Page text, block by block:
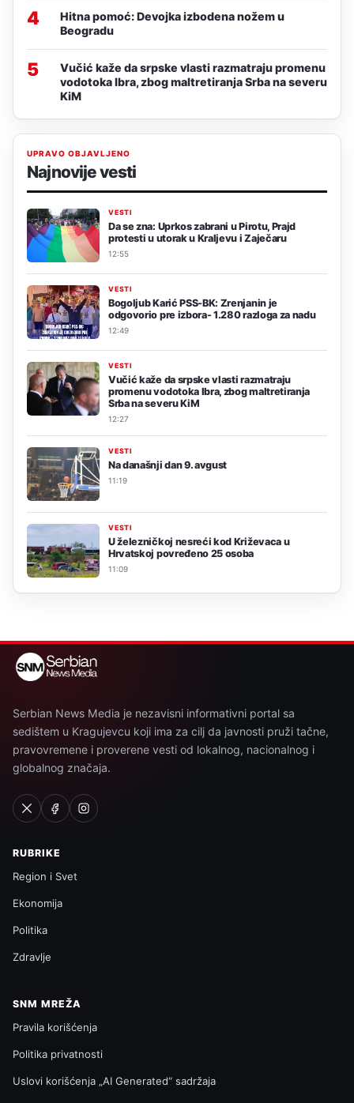
4
Hitna pomoć: Devojka izbodena nožem u
Beogradu
5
Vučić kaže da srpske vlasti razmatraju promenu
vodotoka Ibra, zbog maltretiranja Srba na severu
KiM
UPRAVO OBJAVLJENO
Najnovije vesti
VESTI
Da se zna: Uprkos zabrani u Pirotu, Prajd
protesti u utorak u Kraljevu i Zaječaru
12:55
VESTI
Bogoljub Karić PSS-BK: Zrenjanin je
odgovorio pre izbora- 1.280 razloga za nadu
12:49
VESTI
Vučić kaže da srpske vlasti razmatraju
promenu vodotoka Ibra, zbog maltretiranja
Srba na severu KiM
12:27
VESTI
Na današnji dan 9. avgust
11:19
VESTI
U železničkoj nesreći kod Križevaca u
Hrvatskoj povređeno 25 osoba
11:09
Serbian News Media je nezavisni informativni portal sa
sedištem u Kragujevcu koji ima za cilj da javnosti pruži tačne,
pravovremene i proverene vesti od lokalnog, nacionalnog i
globalnog značaja.
RUBRIKE
Region i Svet
Ekonomija
Politika
Zdravlje
SNM MREŽA
Pravila korišćenja
Politika privatnosti
Uslovi korišćenja „AI Generated“ sadržaja